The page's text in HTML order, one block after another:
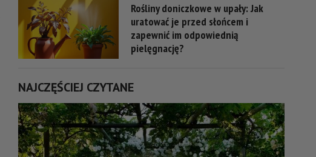
Rośliny doniczkowe w upały: Jak
uratować je przed słońcem i
zapewnić im odpowiednią
pielęgnację?
NAJCZĘŚCIEJ CZYTANE